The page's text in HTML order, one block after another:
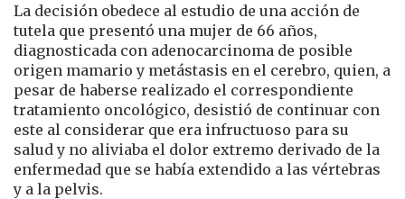
La decisión obedece al estudio de una acción de
tutela que presentó una mujer de 66 años,
diagnosticada con adenocarcinoma de posible
origen mamario y metástasis en el cerebro, quien, a
pesar de haberse realizado el correspondiente
tratamiento oncológico, desistió de continuar con
este al considerar que era infructuoso para su
salud y no aliviaba el dolor extremo derivado de la
enfermedad que se había extendido a las vértebras
y a la pelvis.